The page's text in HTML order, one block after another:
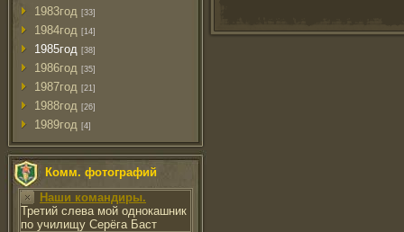
1983год [33]
1984год [14]
1985год [38]
1986год [35]
1987год [21]
1988год [26]
1989год [4]
Комм. фотографий
Наши командиры.
Третий слева мой однокашник
по училищу Серёга Баст